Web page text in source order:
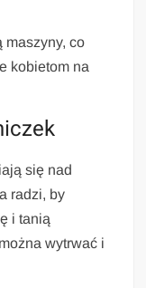
maszyny, co
kobietom na
się nad
radzi, by
i tanią
wytrwać i